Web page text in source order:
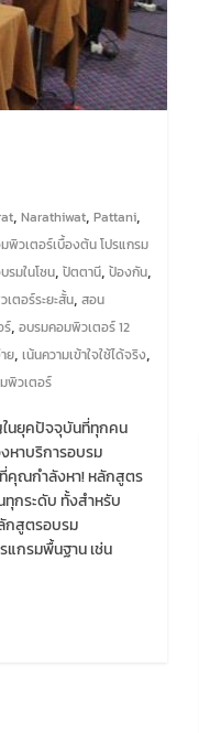
, Narathiwat, Pattani,
พิวเตอร์เบื้องต้น โปรแกรม
รมในโซน, ปัตตานี, ป้องกัน,
ตอร์ระยะสั้น, สอน
ร์, อบรมคอมพิวเตอร์ 12
ย, เน้นความเข้าใจใช้ได้จริง,
พิวเตอร์
ในยุคปัจจุบันที่ทุกคน
หาบริการอบรม
คุณกำลังหา! หลักสูตร
ทุกระดับ ทั้งสำหรับ
กสูตรอบรม
แกรมพื้นฐาน เช่น